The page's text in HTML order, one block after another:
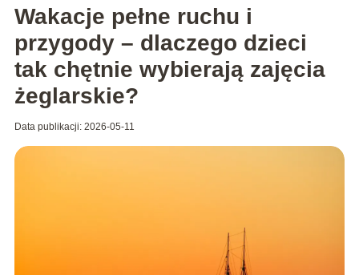
dzieci tak
chętnie
zajęcia
żeglarskie?
Wakacje pełne ruchu i
przygody – dlaczego dzieci
tak chętnie wybierają zajęcia
żeglarskie?
Data publikacji: 2026-05-11